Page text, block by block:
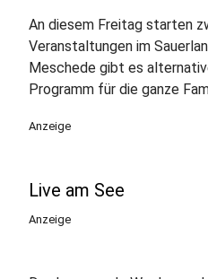
An diesem Freitag starten
Veranstaltungen im
Meschede gibt es
Programm für die ganze
Anzeige
Live am See
Anzeige